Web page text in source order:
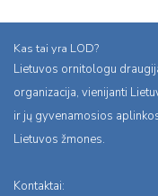
Kas tai yra LOD?
Lietuvos ornitologu
organizacija, vienijanti
ir jų gyvenamosios
Lietuvos žmones.
Kontaktai: